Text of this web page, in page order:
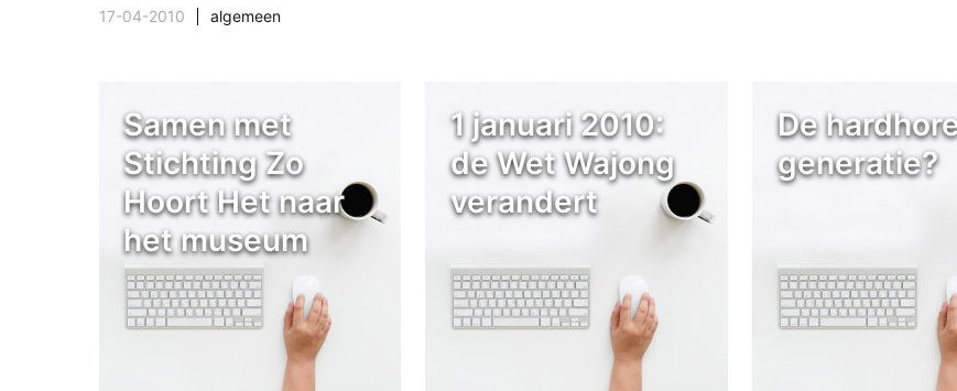
17-04-2010 algemeen
Samen met
Stichting Zo
Hoort Het naar
het museum
1 januari 2010:
de Wet Wajong
verandert
De
generatie?